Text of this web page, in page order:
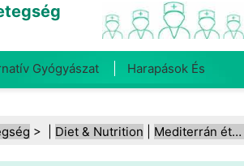
Gyógyászat Harapások És
És Táplálkozás Családi
> | Diet & Nutrition Mediterrán étrend